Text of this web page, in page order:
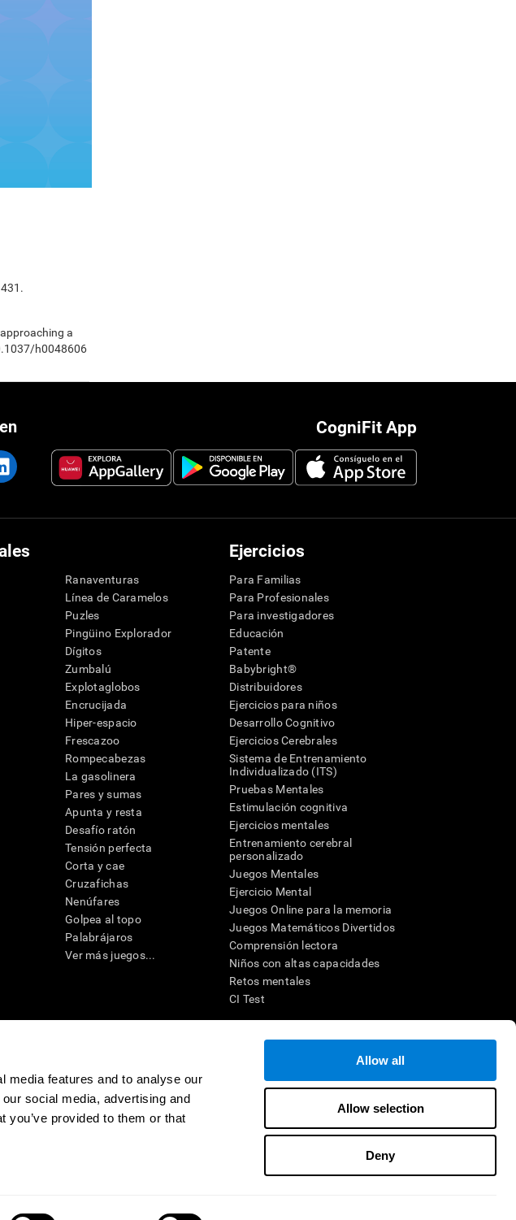
media features and to analyse our
social media, advertising and
provided to them or that
Allow all
Allow selection
Deny
a
h0048606
CogniFit App
Ranaventuras
Línea de Caramelos
Puzles
Pingüino Explorador
Dígitos
Zumbalú
Explotaglobos
Encrucijada
Hiper-espacio
Frescazoo
Rompecabezas
La gasolinera
Pares y sumas
Apunta y resta
Desafío ratón
Tensión perfecta
Corta y cae
Cruzafichas
Nenúfares
Golpea al topo
Palabrájaros
Ver más juegos...
Ejercicios
Para Familias
Para Profesionales
Para investigadores
Educación
Patente
Babybright®
Distribuidores
Ejercicios para niños
Desarrollo Cognitivo
Ejercicios Cerebrales
Sistema de Entrenamiento
Individualizado (ITS)
Pruebas Mentales
Estimulación cognitiva
Ejercicios mentales
Entrenamiento cerebral
personalizado
Juegos Mentales
Ejercicio Mental
Juegos Online para la memoria
Juegos Matemáticos Divertidos
Comprensión lectora
Niños con altas capacidades
Retos mentales
CI Test
médico información pertinente para diseñar una intervención terapéutica apropiada. En un entorno
como ayuda para determinar si un individuo debe ser dirigido a una posterior evaluación
de ningún tipo. Un diagnóstico de TDAH, dislexia, demencia o enfermedad similar sólo
acuerdo al uso indicado, CogniFit no indica que esta herramienta sea o deba ser considerada como
de investigación relacionado con la cognición. Si se utiliza para fines de investigación, todo
y será una obligación por parte del investigador. Todas estas protecciones para el
de lo dispuesto en la Sección 45 CFR 46 del Código de Regulaciones Federales.
Contacto
Ayuda